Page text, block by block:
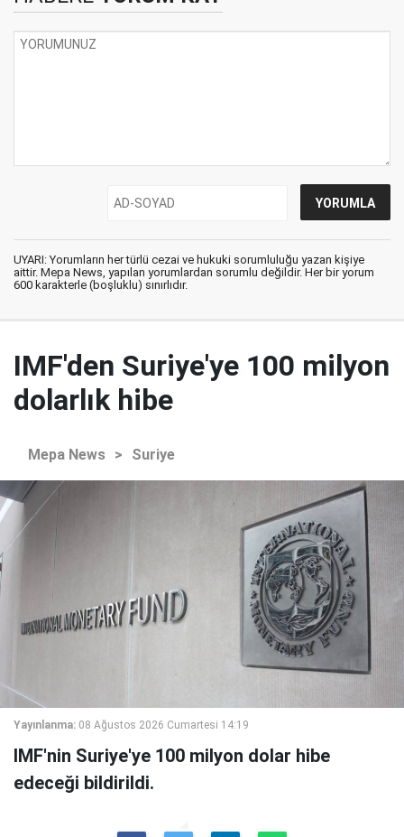
UYARI: Yorumların her türlü cezai ve hukuki sorumluluğu yazan kişiye
aittir. Mepa News, yapılan yorumlardan sorumlu değildir. Her bir yorum
600 karakterle (boşluklu) sınırlıdır.
IMF'den Suriye'ye 100 milyon
dolarlık hibe
Mepa News > Suriye
Yayınlanma: 08 Ağustos 2026 Cumartesi 14:19
IMF'nin Suriye'ye 100 milyon dolar hibe
edeceği bildirildi.